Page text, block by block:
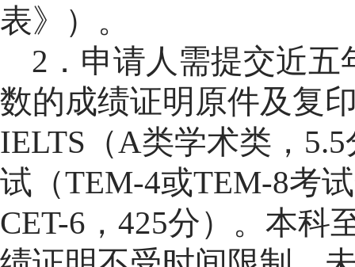
表》） 。
2 ． 申请人需提交近五
数的成绩证明原件及复
IELTS（A类学术类，5.5
试（TEM-4或TEM-8考
CET-6，425分）。 本科